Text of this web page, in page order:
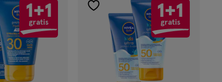
1+1
gratis
1+1
gratis
toevoegen
verlanglijst